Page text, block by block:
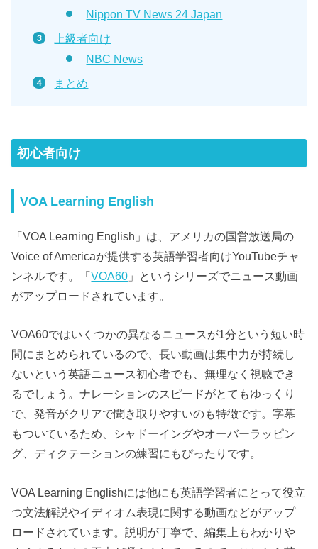
Nippon TV News 24 Japan
上級者向け
NBC News
まとめ
初心者向け
VOA Learning English
「VOA Learning English」は、アメリカの国営放送局の
Voice of Americaが提供する英語学習者向けYouTubeチャ
ンネルです。「VOA60 」というシリーズでニュース動画
がアップロードされています。
VOA60ではいくつかの異なるニュースが1分という短い時
間にまとめられているので、長い動画は集中力が持続し
ないという英語ニュース初心者でも、無理なく視聴でき
るでしょう。ナレーションのスピードがとてもゆっくり
で、発音がクリアで聞き取りやすいのも特徴です。字幕
もついているため、シャドーイングやオーバーラッピン
グ、ディクテーションの練習にもぴったりです。
VOA Learning Englishには他にも英語学習者にとって役立
つ文法解説やイディオム表現に関する動画などがアップ
ロードされています。説明が丁寧で、編集上もわかりや